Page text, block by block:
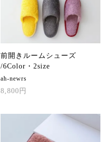
前開きルームシューズ
/6Color・2size
ah-newrs
8,800円